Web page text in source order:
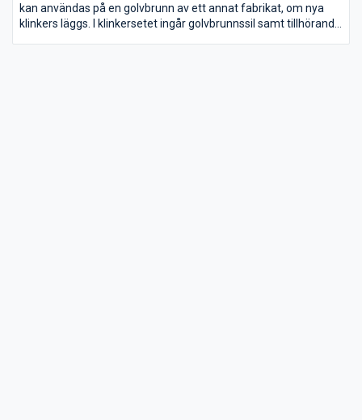
kan användas på en golvbrunn av ett annat fabrikat, om nya
klinkers läggs. I klinkersetet ingår golvbrunnssil samt tillhörande